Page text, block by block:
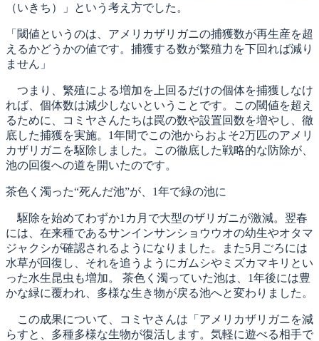
（いきち）」という考え方でした。
「閾値というのは、アメリカザリガニの捕獲数が再生産を超
えるかどうかの値です。捕獲する数が繁殖力を下回れば減り
ません」
つまり、繁殖による増加を上回るだけの個体を捕獲しなけ
れば、個体数は減少しないということです。この閾値を超え
るために、コミヤさんたちは罠の数や設置回数を増やし、徹
底した捕獲を実施。1年間でこの池からおよそ2万匹のアメリ
カザリガニを駆除しました。この徹底した戦略的な防除が、
池の回復への道を開いたのです。
茶色く濁った“死んだ池”が、1年で緑の池に
駆除を始めてわずか1カ月で大型のザリガニが激減。翌春
には、在来種であるサンインサンショウウオの幼生やオタマ
ジャクシが確認されるようになりました。また5月ごろには
水草が回復し、それを追うようにガムシやミズカマキリとい
った水生昆虫も増加。 茶色く濁っていた池は、1年後には豊
かな緑に覆われ、多様な生き物が戻る池へと変わりました。
この成果について、コミヤさんは「アメリカザリガニを減
らすと、多種多様な生物が復活します。気軽に遊べる相手で